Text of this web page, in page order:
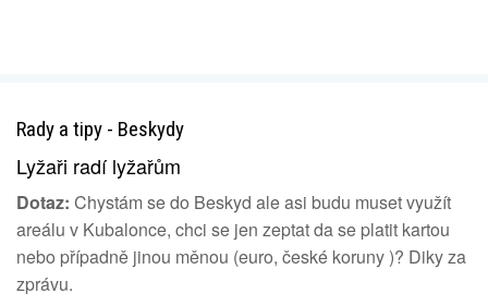
Rady a tipy - Beskydy
Lyžaři radí lyžařům
Dotaz: Chystám se do Beskyd ale asi budu muset využít
areálu v Kubalonce, chci se jen zeptat da se platit kartou
nebo případně jinou měnou (euro, české koruny )? Diky za
zprávu.